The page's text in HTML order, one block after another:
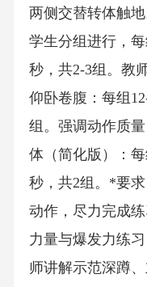
两侧交替转体触
学生分组进行，
秒，共2-3组。教
仰卧卷腹：每组
组。强调动作质
体（简化版）：
秒，共2组。*要
动作，尽力完成
力量与爆发力练
师讲解示范深蹲